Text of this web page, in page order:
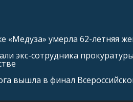
«Медуза» умерла 62-летняя
экс-сотрудника
вышла в финал